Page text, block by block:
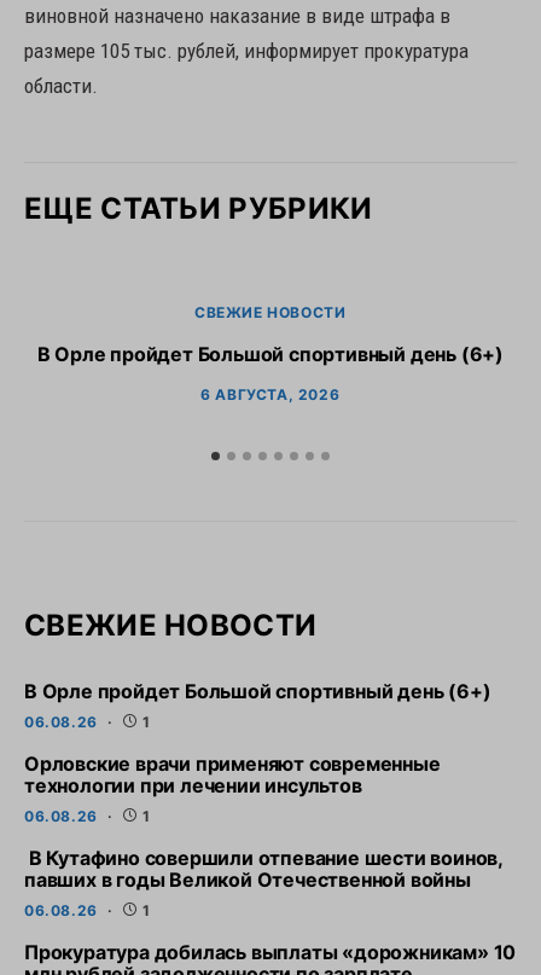
виновной назначено наказание в виде штрафа в
размере 105 тыс. рублей, информирует прокуратура
области.
ЕЩЕ СТАТЬИ РУБРИКИ
СВЕЖИЕ НОВОСТИ
В Орле пройдет Большой спортивный день (6+)
6 АВГУСТА, 2026
СВЕЖИЕ НОВОСТИ
В Орле пройдет Большой спортивный день (6+)
06.08.26 1
Орловские врачи применяют современные
технологии при лечении инсультов
06.08.26 1
В Кутафино совершили отпевание шести воинов,
павших в годы Великой Отечественной войны
06.08.26 1
Прокуратура добилась выплаты «дорожникам» 10